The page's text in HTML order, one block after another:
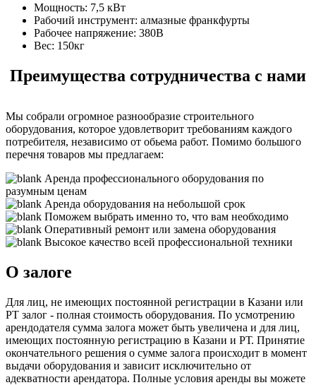
Мощность: 7,5 кВт
Рабочий инструмент: алмазные франкфурты
Рабочее напряжение: 380В
Вес: 150кг
Преимущества сотрудничества с нами
Мы собрали огромное разнообразие строительного
оборудования, которое удовлетворит требованиям каждого
потребителя, независимо от обьема работ. Помимо большого
перечня товаров мы предлагаем:
Аренда профессионального оборудования по
разумным ценам
Аренда оборудования на небольшой срок
Поможем выбрать именно то, что вам необходимо
Оперативный ремонт или замена оборудования
Высокое качество всей профессиональной техники
О залоге
Для лиц, не имеющих постоянной регистрации в Казани или
РТ залог - полная стоимость оборудования. По усмотрению
арендодателя сумма залога может быть увеличена и для лиц,
имеющих постоянную регистрацию в Казани и РТ. Принятие
окончательного решения о сумме залога происходит в момент
выдачи оборудования и зависит исключительно от
адекватности арендатора. Полные условия аренды вы можете